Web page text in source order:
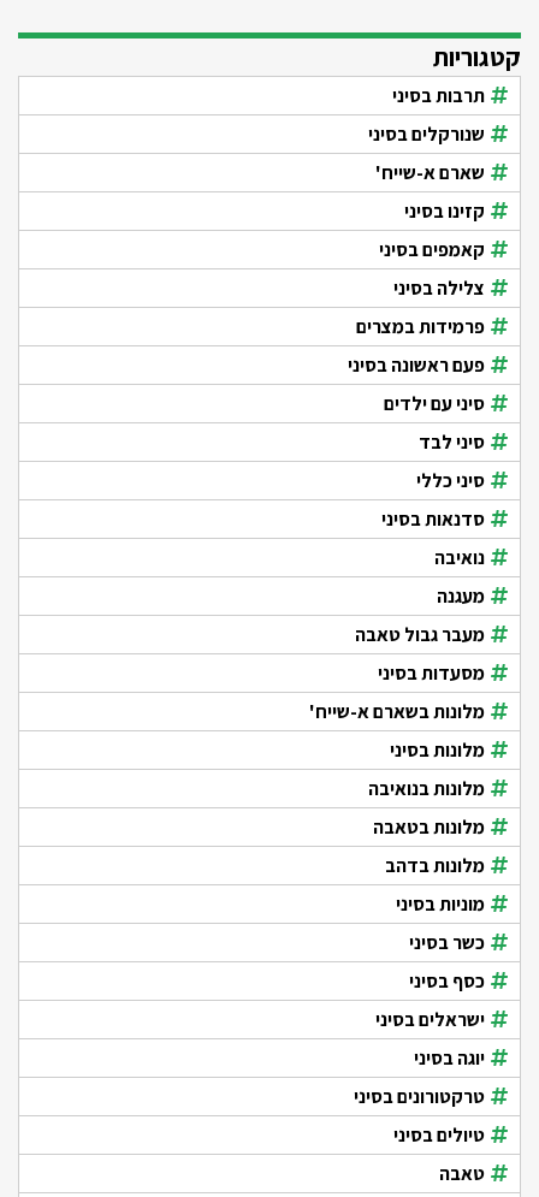
קטגוריות
תרבות בסיני
שנורקלים בסיני
שארם א-שייח'
קזינו בסיני
קאמפים בסיני
צלילה בסיני
פרמידות במצרים
פעם ראשונה בסיני
סיני עם ילדים
סיני לבד
סיני כללי
סדנאות בסיני
נואיבה
מעגנה
מעבר גבול טאבה
מסעדות בסיני
מלונות בשארם א-שייח'
מלונות בסיני
מלונות בנואיבה
מלונות בטאבה
מלונות בדהב
מוניות בסיני
כשר בסיני
כסף בסיני
ישראלים בסיני
יוגה בסיני
טרקטורונים בסיני
טיולים בסיני
טאבה